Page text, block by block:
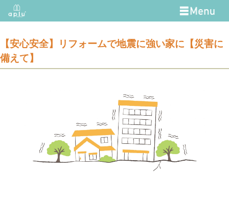
【安心安全】リフォームで地震に強い家に【災害に
備えて】